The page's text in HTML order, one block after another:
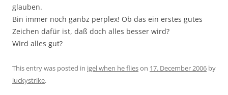
glauben.
Bin immer noch ganbz perplex! Ob das ein erstes gutes
Zeichen dafür ist, daß doch alles besser wird?
Wird alles gut?
This entry was posted in igel when he flieson 17. December 2006 by
luckystrike.